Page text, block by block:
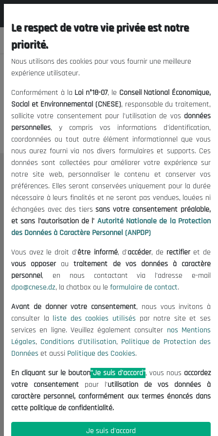
Nous vous prions de nous
excuser, mais l'accès à ce
contenu est restreint.
Le CNESE
A Propos
Le président
Organisation
Publications
Informations utiles
Appels d'offres et Consultations
Mentions Légales
Conditions d'Utilisation
Politique de Protection des Données
Politique des Cookies
Nous Contacter
(+213) 021 98 01 00|01|02
contact@cnese.dz
Suggestions ou Initiatives ?
Newsletter
dernières nouvelles.
Le respect de votre vie privée est notre
priorité.
Nous utilisons des cookies pour vous fournir une meilleure
expérience utilisateur.
Conformément à la Loi n°18-07, le Conseil National Économique,
Social et Environnemental (CNESE), responsable du traitement,
sollicite votre consentement pour l'utilisation de vos données
personnelles, y compris vos informations d'identification,
coordonnées ou tout autre élément informationnel que vous
nous aurez fourni via nos divers formulaires et supports. Ces
données sont collectées pour améliorer votre expérience sur
notre site web, personnaliser le contenu et conserver vos
préférences. Elles seront conservées uniquement pour la durée
nécessaire à leurs finalités et ne seront pas vendues, louées ni
échangées avec des tierssans votre consentement préalable,
et sans l'autorisation de l' Autorité Nationale de la Protection
des Données à Caractère Personnel (ANPDP)
Vous avez le droit d'être informé, d'accéder, de rectifieret de
vous opposerautraitement de vos données à caractère
personnel, en nous contactant via l'adresse e-mail
dpo@cnese.dz, la chatbox ou le formulaire de contact.
Avant de donner votre consentement, nous vous invitons à
consulter la liste des cookies utilisés par notre site et ses
services en ligne. Veuillez également consulter nos Mentions
Légales, Conditions d'Utilisation, Politique de Protection des
Données et aussi Politique des Cookies.
En cliquant sur le bouton"Je suis d'accord", vous nous accordez
votre consentement pour l'utilisation de vos données à
caractère personnel, conformément aux termes énoncés dans
cette politique de confidentialité.
Je suis d'accord